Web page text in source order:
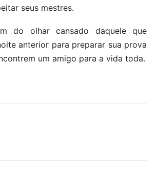
seus mestres.
do olhar cansado daquele que
anterior para preparar sua prova
um amigo para a vida toda.